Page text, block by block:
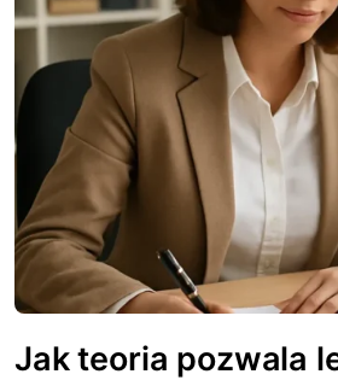
Jak teoria pozwala